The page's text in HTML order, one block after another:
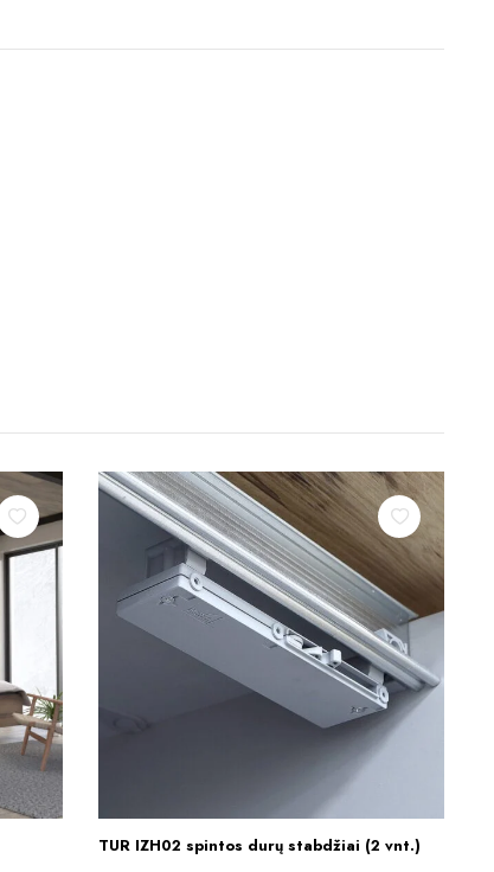
Į KREPŠELĮ
TUR IZH02 spintos durų stabdžiai (2 vnt.)